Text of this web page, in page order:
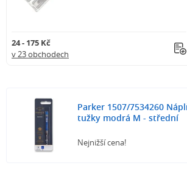
24 - 175 Kč
v 23 obchodech
Parker 1507/7534260
tužky modrá M - střední
Nejnižší cena!